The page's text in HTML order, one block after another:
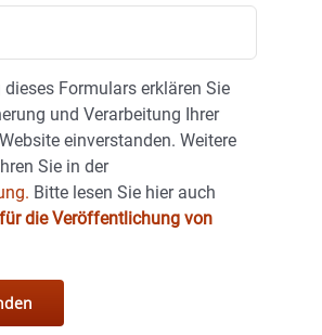
Formulars erklären Sie
und Verarbeitung Ihrer
einverstanden. Weitere
Sie in der
Bitte lesen Sie hier auch
die Veröffentlichung von